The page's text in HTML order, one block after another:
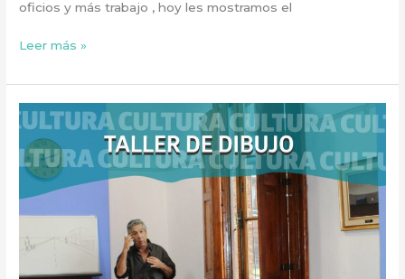
oficios y más trabajo , hoy les mostramos el
Leer más »
TALLER
DE
DIBUJO
DIBU-